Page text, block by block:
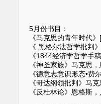
5月份书目：
《马克思的青年时代
《 黑格尔法哲学批判
《1844经济学哲学手
《神圣家族》马克思
《德意志意识形态•费
《哥达纲领批判》马
《反杜林论》恩格斯